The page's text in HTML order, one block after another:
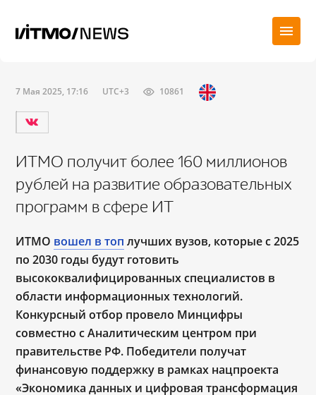
7 Мая 2025, 17:16 UTC+3 10861
ИТМО получит более 160 миллионов
рублей на развитие образовательных
программ в сфере ИТ
ИТМО вошел в топ лучших вузов, которые с 2025
по 2030 годы будут готовить
высококвалифицированных специалистов в
области информационных технологий.
Конкурсный отбор провело Минцифры
совместно с Аналитическим центром при
правительстве РФ. Победители получат
финансовую поддержку в рамках нацпроекта
«Экономика данных и цифровая трансформация